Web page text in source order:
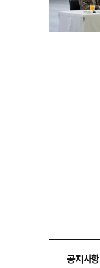
공지사항